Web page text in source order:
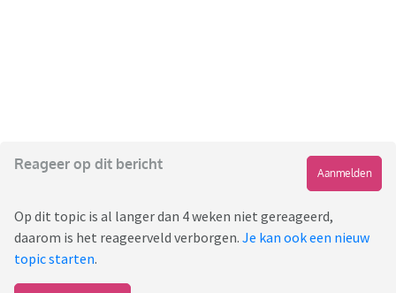
Reageer op dit bericht
Aanmelden
Op dit topic is al langer dan 4 weken niet gereageerd,
daarom is het reageerveld verborgen. Je kan ook een nieuw
topic starten.